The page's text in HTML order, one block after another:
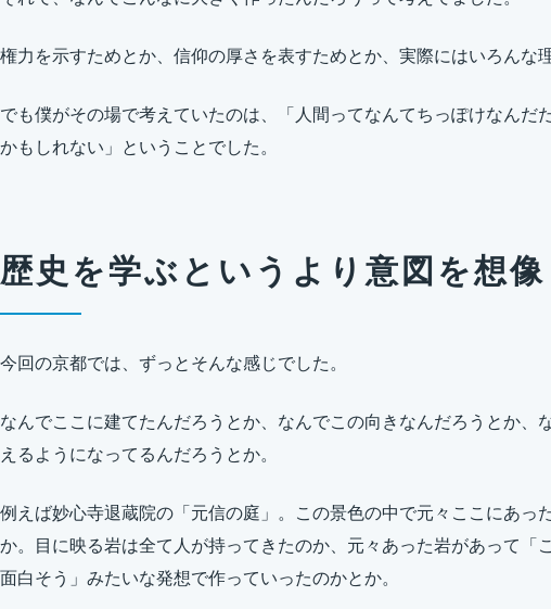
権力を示すためとか、信仰の厚さを表すためとか、実際にはいろんな
でも僕がその場で考えていたのは、「人間ってなんてちっぽけなんだ
かもしれない」ということでした。
歴史を学ぶというより意図を想
今回の京都では、ずっとそんな感じでした。
なんでここに建てたんだろうとか、なんでこの向きなんだろうとか、
えるようになってるんだろうとか。
例えば妙心寺退蔵院の「元信の庭」。この景色の中で元々ここにあっ
か。目に映る岩は全て人が持ってきたのか、元々あった岩があって「
面白そう」みたいな発想で作っていったのかとか。